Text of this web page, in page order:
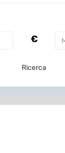
€
Ricerca